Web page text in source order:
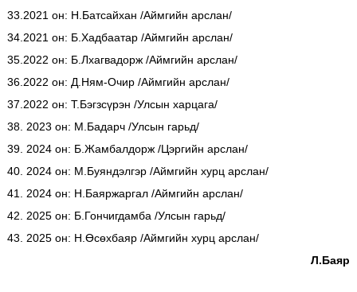
33.2021 он: Н.Батсайхан /Аймгийн арслан/
34.2021 он: Б.Хадбаатар /Аймгийн арслан/
35.2022 он: Б.Лхагвадорж /Аймгийн арслан/
36.2022 он: Д.Ням-Очир /Аймгийн арслан/
37.2022 он: Т.Бэгзсүрэн /Улсын харцага/
38. 2023 он: М.Бадарч /Улсын гарьд/
39. 2024 он: Б.Жамбалдорж /Цэргийн арслан/
40. 2024 он: М.Буяндэлгэр /Аймгийн хурц арслан/
41. 2024 он: Н.Баяржаргал /Аймгийн арслан/
42. 2025 он: Б.Гончигдамба /Улсын гарьд/
43. 2025 он: Н.Өсөхбаяр /Аймгийн хурц арслан/
Л.Баяр